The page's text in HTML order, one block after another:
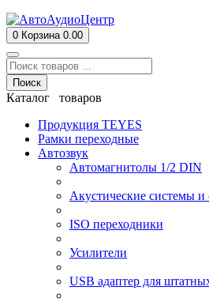
0 Корзина 0.00
Поиск
Каталог товаров
Продукция TEYES
Рамки переходные
Автозвук
Автомагнитолы 1/2 DIN
Акустические системы и
ISO переходники
Усилители
USB адаптер для